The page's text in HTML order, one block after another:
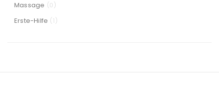
Massage (0)
Erste-Hilfe (1)